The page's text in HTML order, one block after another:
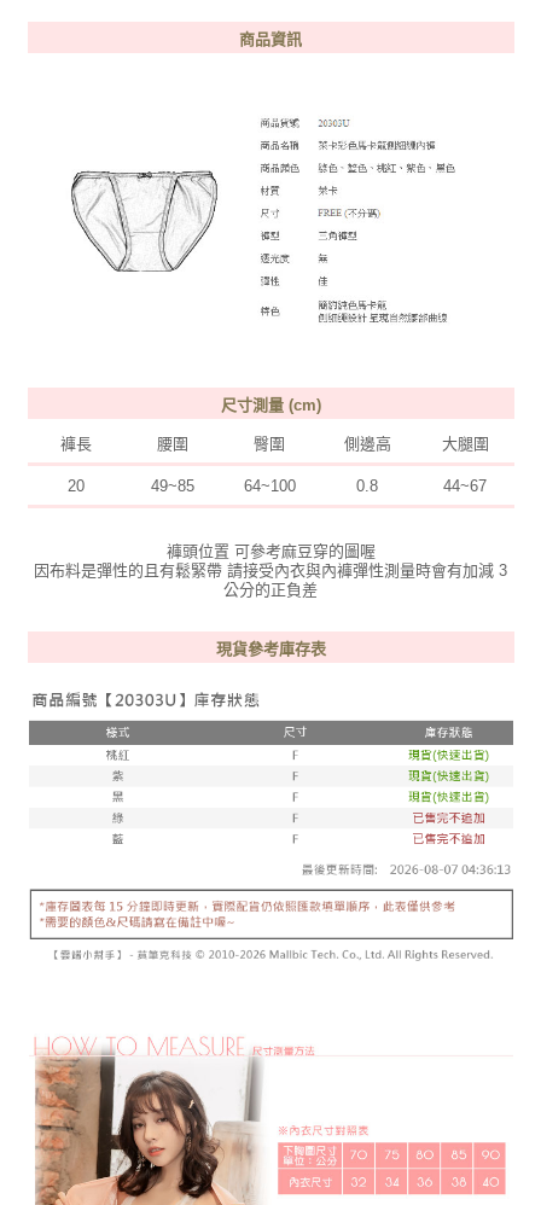
商品資訊
尺寸測量 (cm)
褲長 腰圍 臀圍 側邊高 大腿圍
20 49~85 64~100 0.8 44~67
褲頭位置 可參考麻豆穿的圖喔
因布料是彈性的且有鬆緊帶 請接受內衣與內褲彈性測量時會有加減 3
公分的正負差
現貨參考庫存表